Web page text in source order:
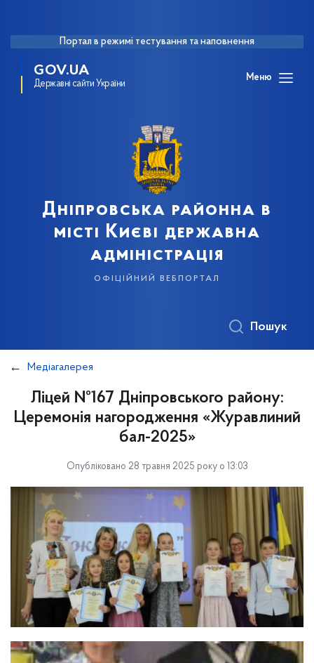
Портал в режимі тестування та наповнення
GOV.UA
Державні сайти України
Меню
Дніпровська районна в
місті Києві державна
адміністрація
офіційний вебпортал
Пошук
Медіагалерея
Ліцей №167 Дніпровського району:
Церемонія нагородження «Журавлиний
бал-2025»
Опубліковано 28 травня 2025 року о 13:03